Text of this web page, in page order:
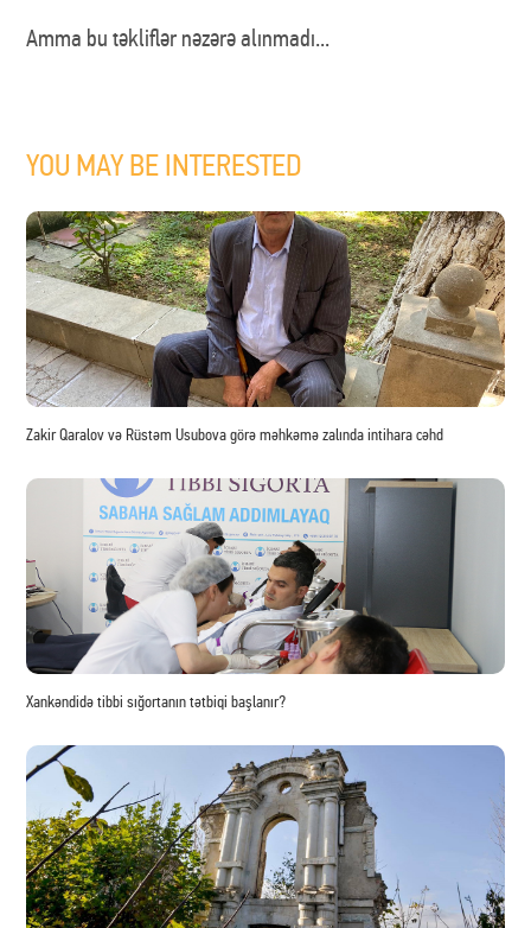
Amma bu təkliflər nəzərə alınmadı...
YOU MAY BE INTERESTED
Zakir Qaralov və Rüstəm Usubova görə məhkəmə zalında intihara cəhd
Xankəndidə tibbi sığortanın tətbiqi başlanır?